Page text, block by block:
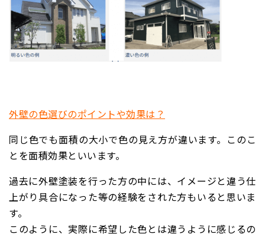
外壁の色選びのポイントや効果は？
同じ色でも面積の大小で色の見え方が違います。このこ
とを面積効果といいます。
過去に外壁塗装を行った方の中には、イメージと違う仕
上がり具合になった等の経験をされた方もいると思いま
す。
このように、実際に希望した色とは違うように感じるの